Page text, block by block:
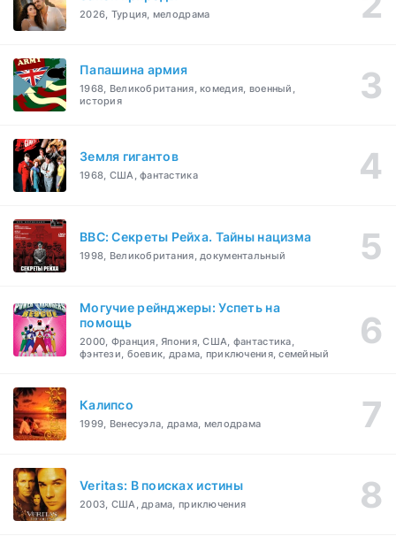
2026, Турция, мелодрама
Папашина армия
1968, Великобритания, комедия, военный,
история
Земля гигантов
1968, США, фантастика
BBC: Секреты Рейха. Тайны нацизма
1998, Великобритания, документальный
Могучие рейнджеры: Успеть на
помощь
2000, Франция, Япония, США, фантастика,
фэнтези, боевик, драма, приключения, семейный
Калипсо
1999, Венесуэла, драма, мелодрама
Veritas: В поисках истины
2003, США, драма, приключения